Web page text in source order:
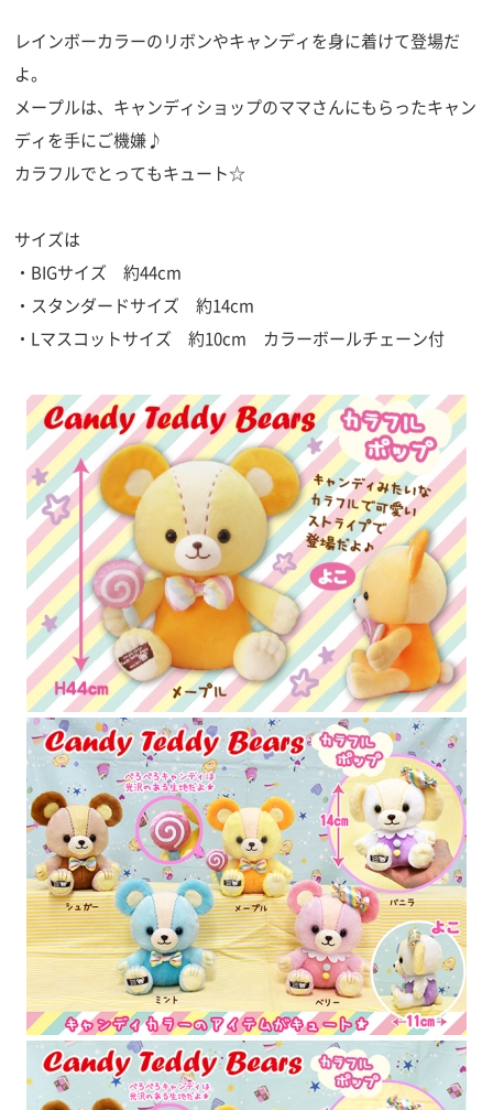
レインボーカラーのリボンやキャンディを身に着けて登場だ
よ。
メープルは、キャンディショップのママさんにもらったキャン
ディを手にご機嫌♪
カラフルでとってもキュート☆
サイズは
・BIGサイズ 約44cm
・スタンダードサイズ 約14cm
・Lマスコットサイズ 約10cm カラーボールチェーン付